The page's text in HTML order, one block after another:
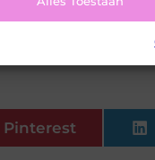
of moet ik altijd
Pinterest